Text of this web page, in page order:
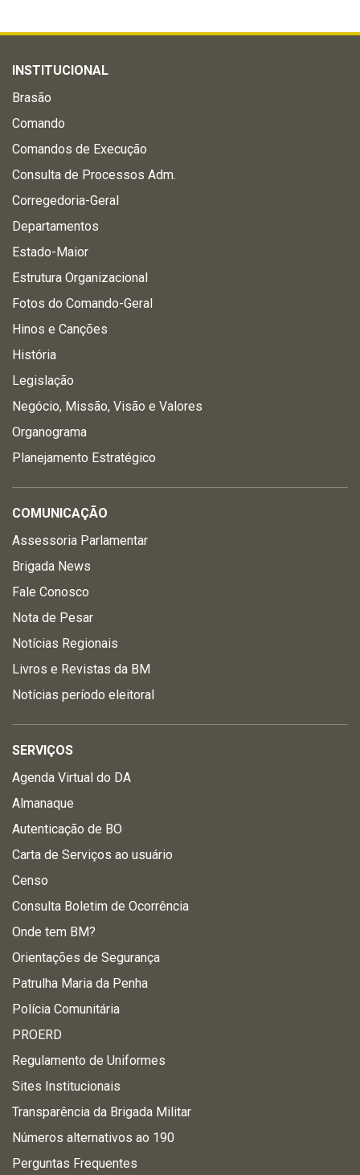
INSTITUCIONAL
Brasão
Comando
Comandos de Execução
Consulta de Processos Adm.
Corregedoria-Geral
Departamentos
Estado-Maior
Estrutura Organizacional
Fotos do Comando-Geral
Hinos e Canções
História
Legislação
Negócio, Missão, Visão e Valores
Organograma
Planejamento Estratégico
COMUNICAÇÃO
Assessoria Parlamentar
Brigada News
Fale Conosco
Nota de Pesar
Notícias Regionais
Livros e Revistas da BM
Notícias período eleitoral
SERVIÇOS
Agenda Virtual do DA
Almanaque
Autenticação de BO
Carta de Serviços ao usuário
Censo
Consulta Boletim de Ocorrência
Onde tem BM?
Orientações de Segurança
Patrulha Maria da Penha
Polícia Comunitária
PROERD
Regulamento de Uniformes
Sites Institucionais
Transparência da Brigada Militar
Números alternativos ao 190
Perguntas Frequentes